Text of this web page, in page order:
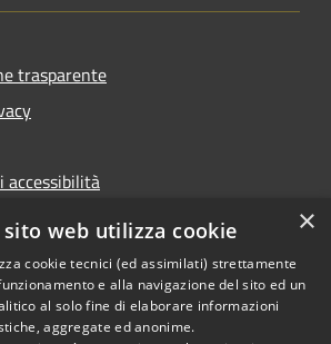
trasparente
accessibilità
Copyright © 2026 • Comune di
Nova Milanese • Powered by
×
sito web utilizza cookie
cookie tecnici (ed assimilati) strettamente
e alla navigazione del sito ed un
al solo fine di elaborare informazioni
aggregate ed anonime.